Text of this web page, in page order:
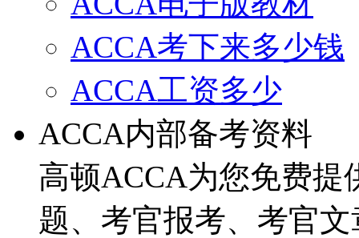
ACCA考下来多少钱
ACCA工资多少
ACCA内部备考资料
高顿ACCA为您免费提
题、考官报考、考官